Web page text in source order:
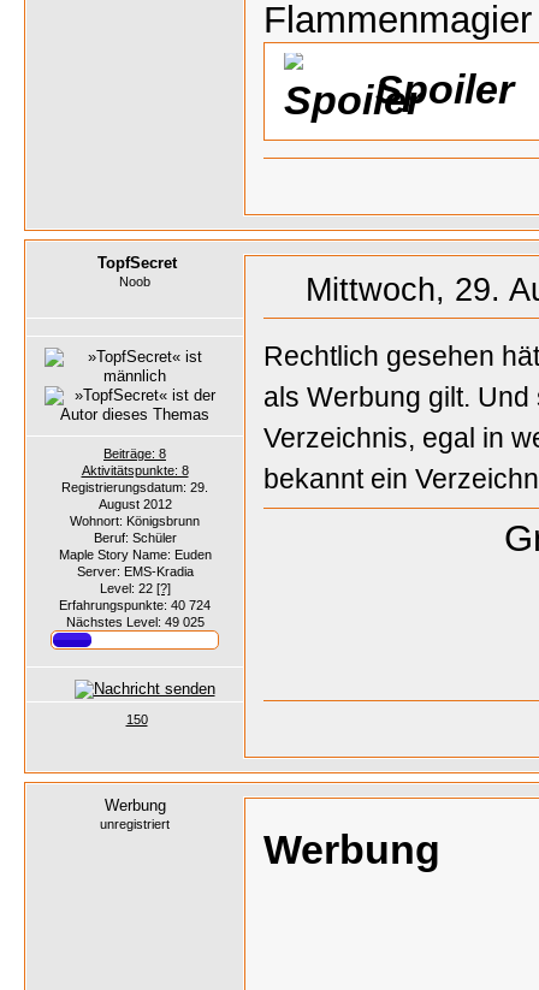
Spoiler
TopfSecret
Noob
Beiträge: 8
Aktivitätspunkte: 8
Registrierungsdatum: 29.
August 2012
Wohnort: Königsbrunn
Beruf: Schüler
Maple Story Name: Euden
Server: EMS-Kradia
Level: 22 [?]
Erfahrungspunkte: 40 724
Nächstes Level: 49 025
150
Mittwoch, 29.
Rechtlich gesehen
als Werbung gilt.
Verzeichnis, egal in
bekannt ein
Werbung
unregistriert
Werbung